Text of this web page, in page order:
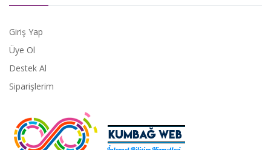
Giriş Yap
Üye Ol
Destek Al
Siparişlerim